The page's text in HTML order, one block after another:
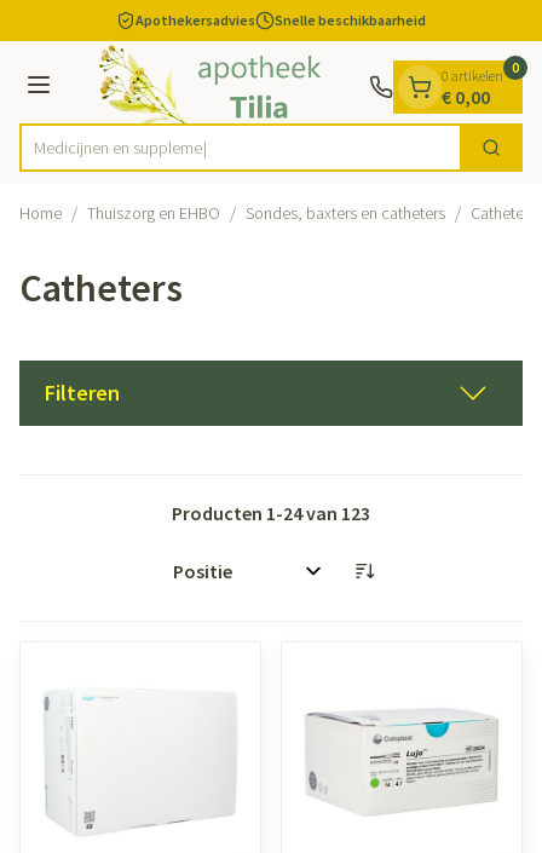
Ga naar de inhoudApothekersadvies Snelle beschikbaarheid
Menu
Product, merk, categorie...
Medi Zoek
0 artikelen
€ 0,00
0
Home / Thuiszorg en EHBO / Sondes, baxters en catheters / Catheters
Catheters
Filteren
Producten 1-24van 123
Sorteer op: